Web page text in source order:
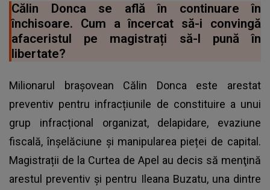
Călin Donca se află în continuare în
închisoare. Cum a încercat să-i convingă
afaceristul pe magistrați să-l pună în
libertate?
Milionarul brașovean Călin Donca este arestat
preventiv pentru infracțiunile de constituire a unui
grup infracțional organizat, delapidare, evaziune
fiscală, înșelăciune și manipularea pieței de capital.
Magistrații de la Curtea de Apel au decis să menţină
arestul preventiv şi pentru Ileana Buzatu, una dintre